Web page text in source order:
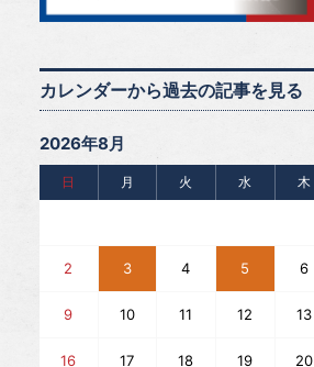
カレンダーから過去の記事を見る
2026年8月
日 月 火 水 木
2 3 4 5 6
9 10 11 12 13
16 17 18 19 20